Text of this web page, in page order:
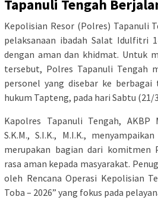
Tapanuli Tengah
Kepolisian Resor (Polres) Tapanuli
pelaksanaan ibadah Salat Idulfitri
dengan aman dan khidmat. Untuk
tersebut, Polres Tapanuli Tengah
personel yang disebar ke
hukum Tapteng, pada hari Sabtu (21/
Kapolres Tapanuli Tengah, AKBP
S.K.M., S.I.K., M.I.K.,
merupakan bagian dari komitmen
rasa aman kepada masyarakat.
oleh Rencana Operasi Kepolisian
Toba – 2026” yang fokus pada